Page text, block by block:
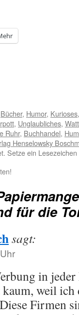
Bücher, Humor, Kurioses
, Unglaubliches,
Ruhr, Buchhandel,
Henselowsky
Setze ein
für die
sagt:
in
weil ich
Firmen